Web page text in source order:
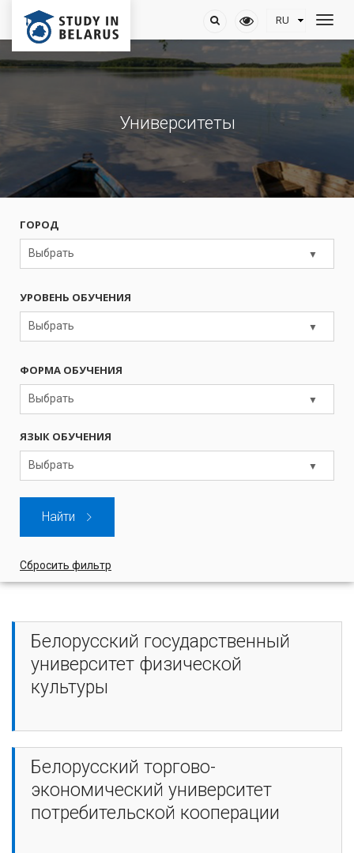
Университеты
ГОРОД
Выбрать
УРОВЕНЬ ОБУЧЕНИЯ
Выбрать
ФОРМА ОБУЧЕНИЯ
Выбрать
ЯЗЫК ОБУЧЕНИЯ
Выбрать
Найти
Сбросить фильтр
Белорусский государственный
университет физической
культуры
Белорусский торгово-
экономический университет
потребительской кооперации